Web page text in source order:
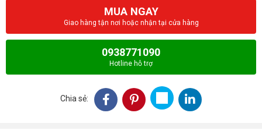
MUA NGAY
Giao hàng tận nơi hoặc nhận tại cửa hàng
0938771090
Hotline hỗ trợ
Chia sẻ: